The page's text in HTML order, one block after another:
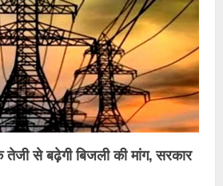
से बढ़ेगी बिजली की मांग, सरकार